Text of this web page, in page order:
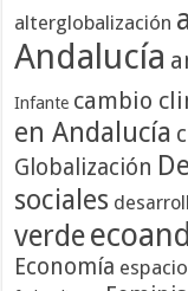
alterglobalización
Andalucía
Infante cambio
en Andalucía
Globalización
sociales
verde
Economía